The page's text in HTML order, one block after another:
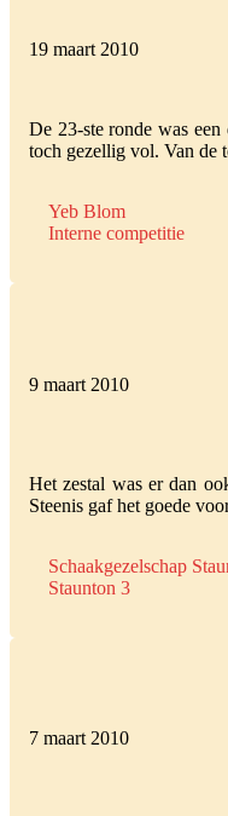
19 maart 2010
De 23-ste ronde was
toch gezellig vol. Van de
Yeb Blom
Interne competitie
9 maart 2010
Het zestal was er dan
Steenis gaf het goede
Schaakgezelschap
Staunton 3
7 maart 2010